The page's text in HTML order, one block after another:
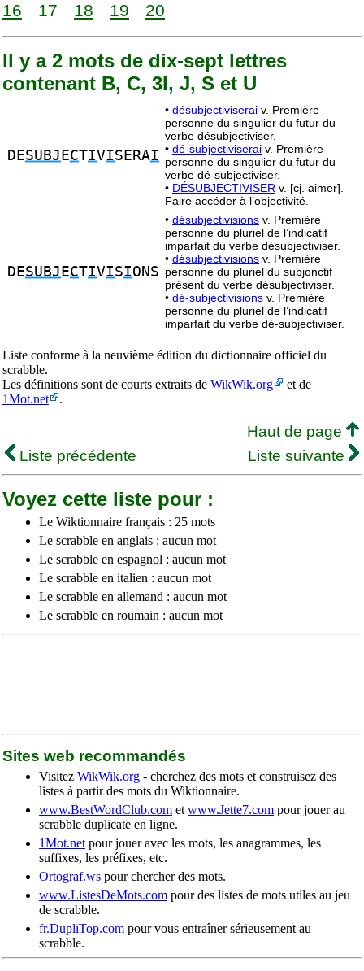
16
17 18 19 20
Il y a 2 mots de dix-sept lettres
contenant B, C, 3I, J, S et U
DESUBJ ECTIVISERAI
• désubjectiviserai v. Première
personne du singulier du futur du
verbe désubjectiviser.
• dé-subjectiviserai v. Première
personne du singulier du futur du
verbe dé-subjectiviser.
• DÉSUBJECTIVISER v. [cj. aimer].
Faire accéder à l’objectivité.
DESUBJ ECTIVISIONS
• désubjectivisions v. Première
personne du pluriel de l’indicatif
imparfait du verbe désubjectiviser.
• désubjectivisions v. Première
personne du pluriel du subjonctif
présent du verbe désubjectiviser.
• dé-subjectivisions v. Première
personne du pluriel de l’indicatif
imparfait du verbe dé-subjectiviser.
Liste conforme à la neuvième édition du dictionnaire officiel du
scrabble.
Les définitions sont de courts extraits de WikWik.org
et de
1Mot.net
.
Haut de page
Liste précédente
Liste suivante
Voyez cette liste pour :
Le Wiktionnaire français : 25 mots
Le scrabble en anglais : aucun mot
Le scrabble en espagnol : aucun mot
Le scrabble en italien : aucun mot
Le scrabble en allemand : aucun mot
Le scrabble en roumain : aucun mot
Sites web recommandés
Visitez WikWik.org - cherchez des mots et construisez des
listes à partir des mots du Wiktionnaire.
www.BestWordClub.com et www.Jette7.com pour jouer au
scrabble duplicate en ligne.
1Mot.net pour jouer avec les mots, les anagrammes, les
suffixes, les préfixes, etc.
Ortograf.ws pour chercher des mots.
www.ListesDeMots.com pour des listes de mots utiles au jeu
de scrabble.
fr.DupliTop.com pour vous entraîner sérieusement au
scrabble.